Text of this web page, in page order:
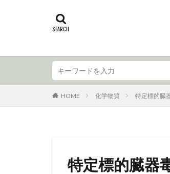
HOME 化学物質 特定標的臓
特定標的臓器